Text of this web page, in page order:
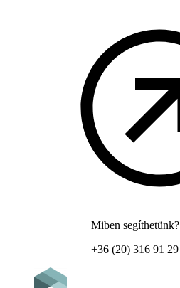
Miben segíthetünk?
+36 (20) 316 91 29